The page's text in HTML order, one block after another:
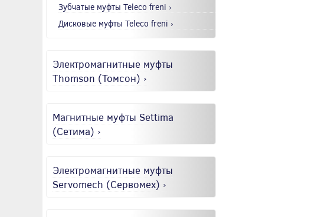
Зубчатые муфты Teleco freni ›
Дисковые муфты Teleco freni ›
Электромагнитные муфты
Thomson (Томсон) ›
Магнитные муфты Settima
(Сетима) ›
Электромагнитные муфты
Servomech (Сервомех) ›